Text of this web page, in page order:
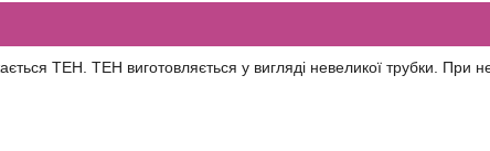
ТЕН. ТЕН виготовляється у вигляді невеликої трубки. При